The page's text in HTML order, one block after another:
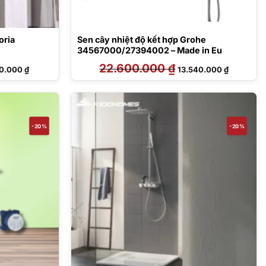
₫Giá
hiện
tại
18.430.000 ₫.
Sen cây nhiệt độ kết hợp Grohe
34567000/27394002 – Made in Eu
22.600.000₫ Giá
gốc
là:
13.540.000₫Giá
hiện
tại
-20% -20%